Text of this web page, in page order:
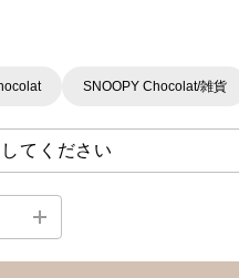
SNOOPY Chocolat/雑貨